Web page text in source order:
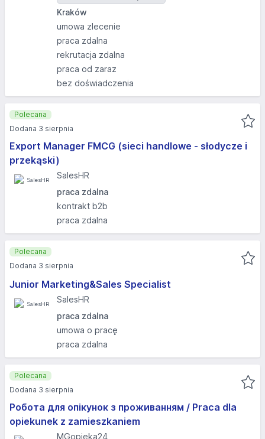
Kraków
umowa zlecenie
praca zdalna
rekrutacja zdalna
praca od zaraz
bez doświadczenia
Export Manager FMCG (sieci handlowe - słodycze i
przekąski)
SalesHR
praca zdalna
kontrakt b2b
praca zdalna
Polecana
Dodana 3 sierpnia
Junior Marketing&Sales Specialist
SalesHR
praca zdalna
umowa o pracę
praca zdalna
Polecana
Dodana 3 sierpnia
Робота для опікунок з проживанням / Praca dla
opiekunek z zamieszkaniem
MGopieka24
Polecana
Dodana 3 sierpnia